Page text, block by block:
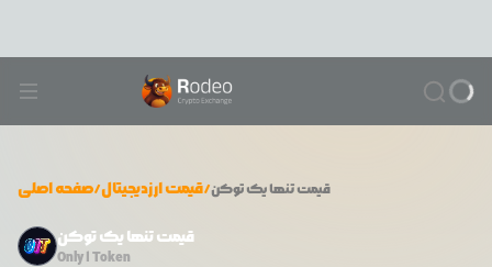
صفحه اصلی/قیمت ارزدیجیتال/ قیمتتنها یک توکن
قیمت تنها یک توکن
Only 1 Token